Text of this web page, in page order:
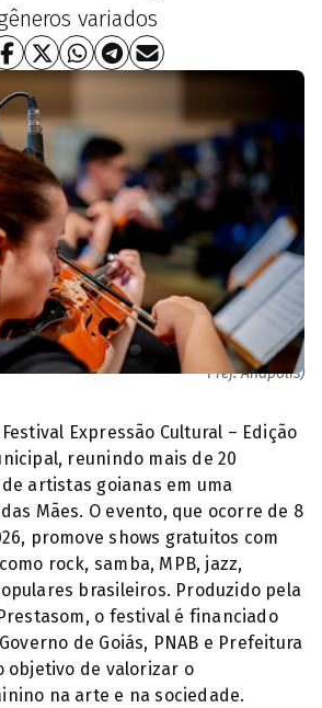
variados
no Teatro Municipal de Anápolis (Foto:
Pref. Anápolis)
Expressão Cultural – Edição
reunindo mais de 20
artistas goianas em uma
Mães. O evento, que ocorre de 8
promove shows gratuitos com
rock, samba, MPB, jazz,
brasileiros. Produzido pela
o festival é financiado
de Goiás, PNAB e Prefeitura
objetivo de valorizar o
na arte e na sociedade.